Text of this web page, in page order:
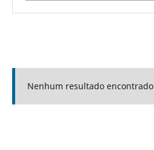
Nenhum resultado encontrado